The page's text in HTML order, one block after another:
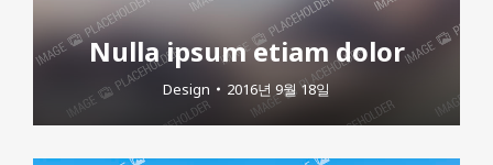
Nulla ipsum etiam dolor
Design 2016년 9월 18일